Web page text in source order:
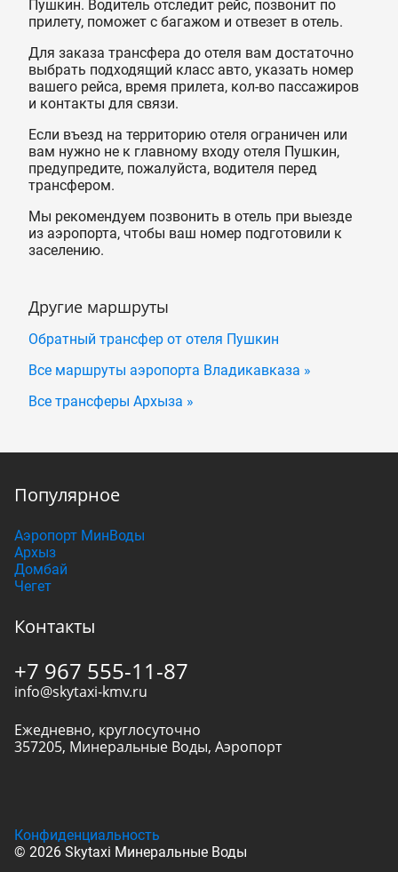
Пушкин. Водитель отследит рейс, позвонит по
прилету, поможет с багажом и отвезет в отель.
Для заказа трансфера до отеля вам достаточно
выбрать подходящий класс авто, указать номер
вашего рейса, время прилета, кол-во пассажиров
и контакты для связи.
Если въезд на территорию отеля ограничен или
вам нужно не к главному входу отеля Пушкин,
предупредите, пожалуйста, водителя перед
трансфером.
Мы рекомендуем позвонить в отель при выезде
из аэропорта, чтобы ваш номер подготовили к
заселению.
Другие маршруты
Обратный трансфер от отеля Пушкин
Все маршруты аэропорта Владикавказа »
Все трансферы Архыза »
Популярное
Аэропорт МинВоды
Архыз
Домбай
Чегет
Контакты
+7 967 555-11-87
info@skytaxi-kmv.ru
Ежедневно, круглосуточно
357205, Минеральные Воды, Аэропорт
© 2026 Skytaxi Минеральные Воды
Конфиденциальность